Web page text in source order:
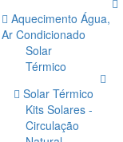
Aquecimento Água,
Ar Condicionado
Solar
Térmico
Solar Térmico
Kits Solares -
Circulação